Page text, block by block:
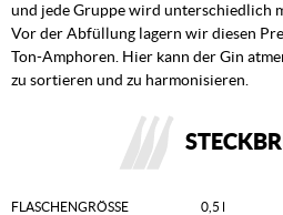
und jede Gruppe wird unterschiedlich
Vor der Abfüllung lagern wir diesen
Ton-Amphoren. Hier kann der Gin
zu sortieren und zu harmonisieren.
FLASCHENGRÖSSE 0,5 l